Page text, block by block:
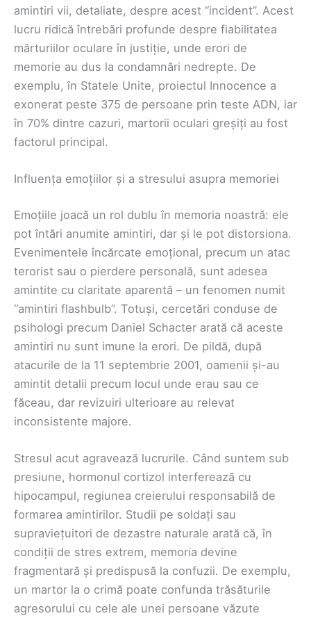
amintiri vii, detaliate, despre acest “incident”. Acest
lucru ridică întrebări profunde despre fiabilitatea
mărturiilor oculare în justiție, unde erori de
memorie au dus la condamnări nedrepte. De
exemplu, în Statele Unite, proiectul Innocence a
exonerat peste 375 de persoane prin teste ADN, iar
în 70% dintre cazuri, martorii oculari greșiți au fost
factorul principal.
Influența emoțiilor și a stresului asupra memoriei
Emoțiile joacă un rol dublu în memoria noastră: ele
pot întări anumite amintiri, dar și le pot distorsiona.
Evenimentele încărcate emoțional, precum un atac
terorist sau o pierdere personală, sunt adesea
amintite cu claritate aparentă – un fenomen numit
“amintiri flashbulb”. Totuși, cercetări conduse de
psihologi precum Daniel Schacter arată că aceste
amintiri nu sunt imune la erori. De pildă, după
atacurile de la 11 septembrie 2001, oamenii și-au
amintit detalii precum locul unde erau sau ce
făceau, dar revizuiri ulterioare au relevat
inconsistente majore.
Stresul acut agravează lucrurile. Când suntem sub
presiune, hormonul cortizol interferează cu
hipocampul, regiunea creierului responsabilă de
formarea amintirilor. Studii pe soldați sau
supraviețuitori de dezastre naturale arată că, în
condiții de stres extrem, memoria devine
fragmentară și predispusă la confuzii. De exemplu,
un martor la o crimă poate confunda trăsăturile
agresorului cu cele ale unei persoane văzute